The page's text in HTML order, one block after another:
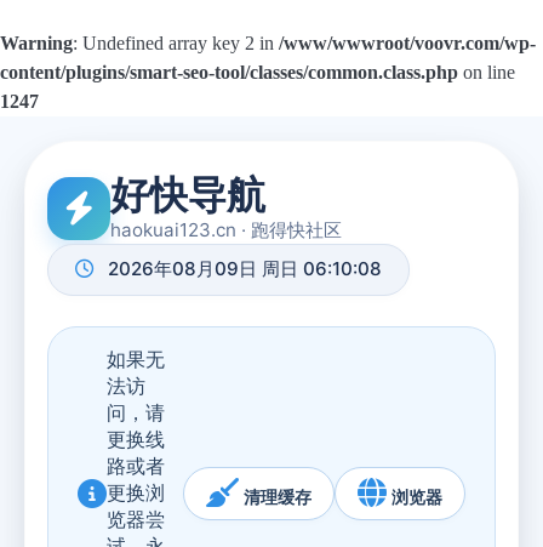
Warning: Undefined array key 2 in /www/wwwroot/voovr.com/wp-
content/plugins/smart-seo-tool/classes/common.class.php on line
1247